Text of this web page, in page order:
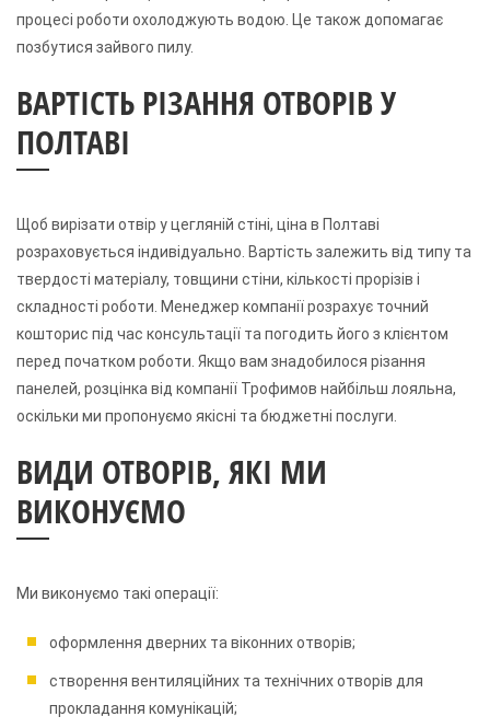
процесі роботи охолоджують водою. Це також допомагає
позбутися зайвого пилу.
ВАРТІСТЬ РІЗАННЯ ОТВОРІВ У
ПОЛТАВІ
Щоб вирізати отвір у цегляній стіні, ціна в Полтаві
розраховується індивідуально. Вартість залежить від типу та
твердості матеріалу, товщини стіни, кількості прорізів і
складності роботи. Менеджер компанії розрахує точний
кошторис під час консультації та погодить його з клієнтом
перед початком роботи. Якщо вам знадобилося різання
панелей, розцінка від компанії Трофимов найбільш лояльна,
оскільки ми пропонуємо якісні та бюджетні послуги.
ВИДИ ОТВОРІВ, ЯКІ МИ
ВИКОНУЄМО
Ми виконуємо такі операції:
оформлення дверних та віконних отворів;
створення вентиляційних та технічних отворів для
прокладання комунікацій;